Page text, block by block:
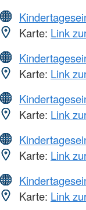
Karte: Link
Karte: Link
Karte: Link
Karte: Link
Karte: Link